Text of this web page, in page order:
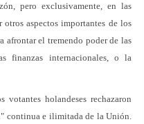
pero exclusivamente, en las
aspectos importantes de los
afrontar el tremendo poder de las
finanzas internacionales, o la
holandeses rechazaron
continua e ilimitada de la Unión.